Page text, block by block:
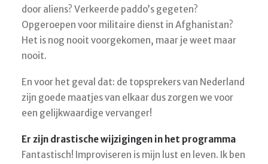
door aliens? Verkeerde paddo’s gegeten?
Opgeroepen voor militaire dienst in Afghanistan?
Het is nog nooit voorgekomen, maar je weet maar
nooit.
En voor het geval dat: de topsprekers van Nederland
zijn goede maatjes van elkaar dus zorgen we voor
een gelijkwaardige vervanger!
Er zijn drastische wijzigingen in het programma
Fantastisch! Improviseren is mijn lust en leven. Ik ben